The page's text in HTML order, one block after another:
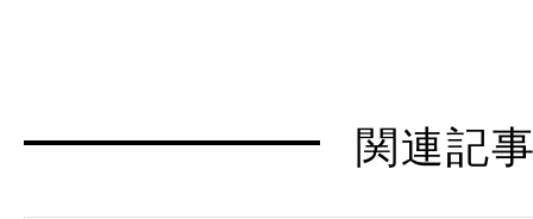
関連記